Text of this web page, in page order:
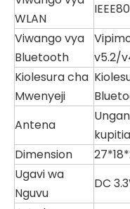
WLAN
Viwango vya
Bluetooth
v5.2/
Kiolesura cha
Mwenyeji
Antena
Dimension
Ugavi wa
Nguvu
DC